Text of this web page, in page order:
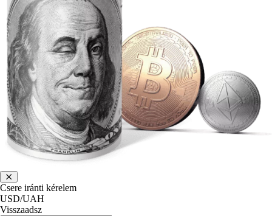
Csere iránti kérelem
USD/UAH
Visszaadsz